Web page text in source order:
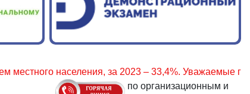
– 33,4%. Уважаемые граждане, соблюдайте
по организационным и